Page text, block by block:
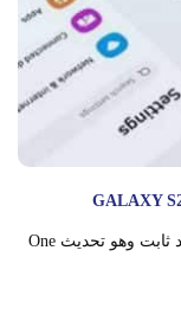
تعمل سامسونج Samsung على إصدار تحديث جديد ثابت وهو تحديث One